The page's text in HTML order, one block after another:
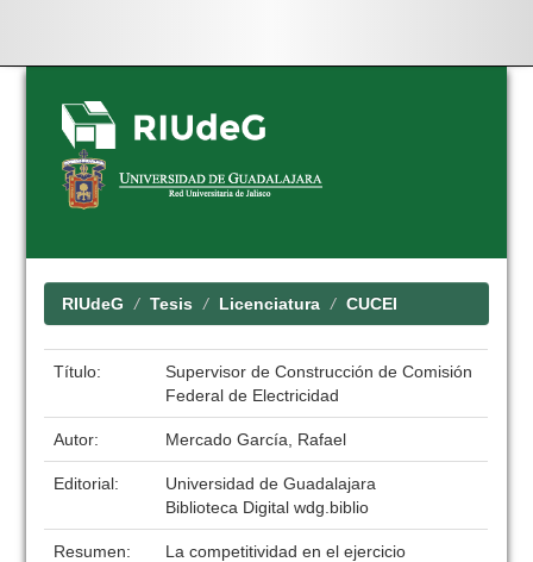
Skip
navigation
RIUdeG Tesis Licenciatura CUCEI
Título:
Supervisor de Construcción de Comisión
Federal de Electricidad
Autor: Mercado García, Rafael
Editorial:
Universidad de Guadalajara
Biblioteca Digital wdg.biblio
Resumen:
La competitividad en el ejercicio